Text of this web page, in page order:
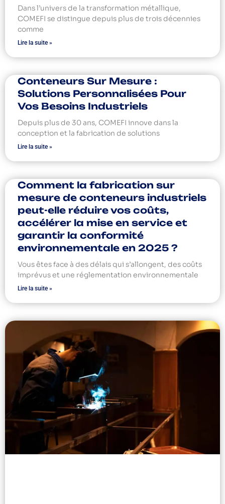
Dans l’univers de la transformation métallique,
COMEFI se distingue depuis plus de trois décennies
comme
Lire la suite »
Conteneurs Sur Mesure :
Solutions Personnalisées Pour
Vos Besoins Industriels
Depuis plus de 30 ans, COMEFI innove dans la
conception et la fabrication de solutions
Lire la suite »
Comment la fabrication sur
mesure de conteneurs industriels
peut-elle réduire vos coûts,
accélérer la mise en service et
garantir la conformité
environnementale en 2025 ?
Vous êtes face à des délais qui s’allongent, des coûts
imprévus et une réglementation environnementale
Lire la suite »